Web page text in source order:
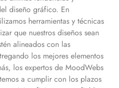
diseño gráfico. En
herramientas y técnicas
que nuestros diseños sean
alineados con las
los mejores elementos
los expertos de MoodWebs
a cumplir con los plazos